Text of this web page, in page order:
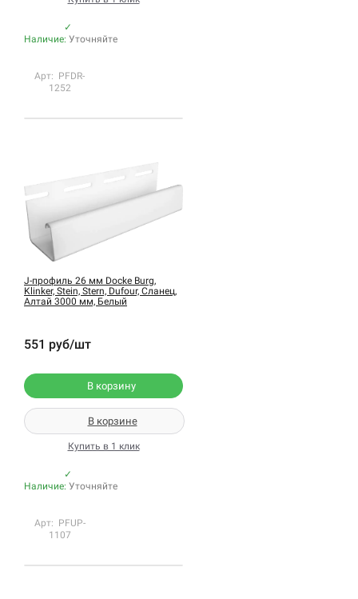
✓
Наличие: Уточняйте
Арт: PFDR-
1252
J-профиль 26 мм Docke Burg,
Klinker, Stein, Stern, Dufour, Сланец,
Алтай 3000 мм, Белый
551 руб/шт
В корзину
В корзине
Купить в 1 клик
✓
Наличие: Уточняйте
Арт: PFUP-
1107